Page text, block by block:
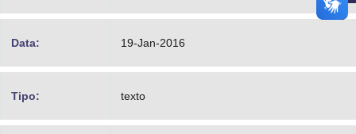
Data: 19-Jan-2016
Tipo: texto